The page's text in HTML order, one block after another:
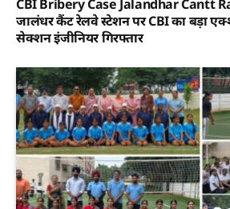
CBI Bribery Case Jalandhar Cantt
जालंधर कैंट रेलवे स्टेशन पर CBI का बड़ा
सेक्शन इंजीनियर गिरफ्तार